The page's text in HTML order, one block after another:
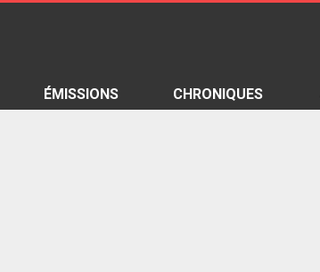
ÉMISSIONS CHRONIQUES